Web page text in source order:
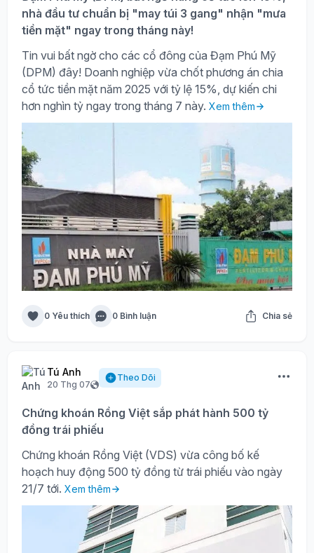
nhà đầu tư chuẩn bị "may túi 3 gang" nhận "mưa
tiền mặt" ngay trong tháng này!
Tin vui bất ngờ cho các cổ đông của Đạm Phú Mỹ
(DPM) đây! Doanh nghiệp vừa chốt phương án chia
cổ tức tiền mặt năm 2025 với tỷ lệ 15%, dự kiến chi
hơn nghìn tỷ ngay trong tháng 7 này. Xem thêm
0 Yêu thích 0 Bình luận Chia sẻ
Tú Anh
20 Thg 07
Theo Dõi
Chứng khoán Rồng Việt sắp phát hành 500 tỷ
đồng trái phiếu
Chứng khoán Rồng Việt (VDS) vừa công bố kế
hoạch huy động 500 tỷ đồng từ trái phiếu vào ngày
21/7 tới. Xem thêm